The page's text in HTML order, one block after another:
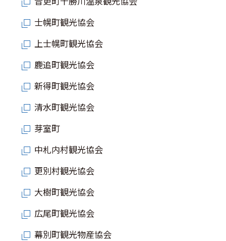
士幌町観光協会
上士幌町観光協会
鹿追町観光協会
新得町観光協会
清水町観光協会
芽室町
中札内村観光協会
更別村観光協会
大樹町観光協会
広尾町観光協会
幕別町観光物産協会